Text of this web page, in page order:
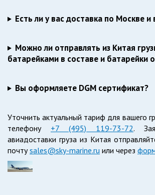
Есть ли у вас доставка по Москве
Можно ли отправлять из Китая
батарейками в составе и батарейки
Вы оформляете DGM сертификат?
Уточнить актуальный тариф для вашего
телефону +7 (495) 119-73-72.
авиадоставки груза из Китая
почтуsales@sky-marine.ru или через